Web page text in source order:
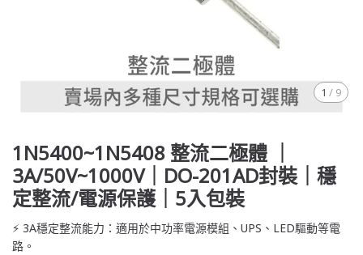
1 / 9
1N5400~1N5408 整流二極體 ｜
3A/50V~1000V｜DO-201AD封裝｜穩
定整流/電源保護｜5入包裝
⚡ 3A穩定整流能力：適用於中功率電源模組、UPS、LED驅動等電
路。